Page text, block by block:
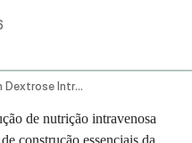
Amino Acids In Dextrose Intravenous Route
de nutrição intravenosa